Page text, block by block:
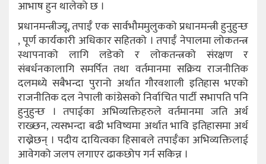
आभाष हुन थालेको छ ।
प्रधानमन्त्रीज्यू, तपाईँ एक सार्वभौममुलुकको प्रधानमन्त्री हुनुहुन्छ
, पूर्ण कार्यकारी अधिकार सहितको । तपाईँ नेपालमा लोकतन्त्र
स्थापनाको लागि लडेको र लोकतन्त्रको संरक्षण र
संबर्धनकालागि समर्पित तथा वर्तमानमा सक्रिय राजनीतिक
दलमध्ये सबैभन्दा पुरानो अर्थात गौरवशाली इतिहास भएको
राजनीतिक दल नेपाली कांग्रेसको निर्वाचित पार्टी सभापति पनि
हुनुहुन्छ । तपाईका अभिव्यक्तिहरुले वर्तमानमा जति अर्थ
राख्छन, त्यसभन्दा बढी भविष्यमा अर्थात भावि इतिहासमा अर्थ
राख्नेछन् । पदीय दायित्वका हिसाबले तपाईँका अभिव्यक्तिलाई
आवेगको जलप लगाएर ढाकछोप गर्न सकिन्न ।